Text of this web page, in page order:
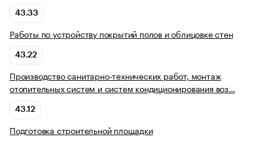
43.33
Работы по устройству покрытий полов и облицовке стен
43.22
Производство санитарно-технических работ, монтаж
отопительных систем и систем кондиционирования воз…
43.12
Подготовка строительной площадки